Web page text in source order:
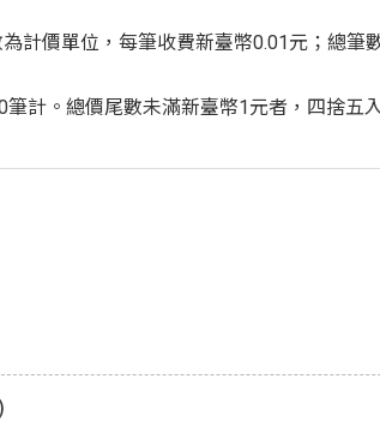
計價單位，每筆收費新臺幣0.01元；總筆
筆計。總價尾數未滿新臺幣1元者，四捨五